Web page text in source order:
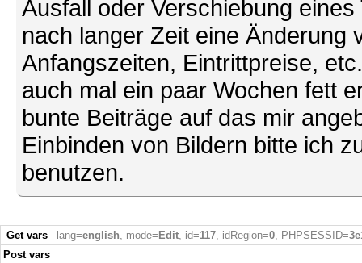
Ausfall oder Verschiebung
nach langer Zeit eine Änderung
Anfangszeiten, Eintrittpreise,
auch mal ein paar Wochen fett
bunte Beiträge auf das mir
Einbinden von Bildern bitte ich
benutzen.
Get vars lang=english, mode= Edit, id=117, idRegion=0, PHPSESSID=
Post vars